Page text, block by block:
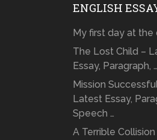
ENGLISH
My first day at the
The Lost Child –
Essay, Paragraph, …
Mission
Latest Essay,
Speech …
A Terrible